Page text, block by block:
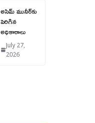
అసిమ్ మునీర్‌కు
పెరిగిన
అధికారాలు
July 27,
2026